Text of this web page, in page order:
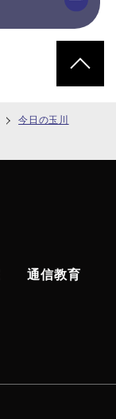
今日の玉川
通信教育